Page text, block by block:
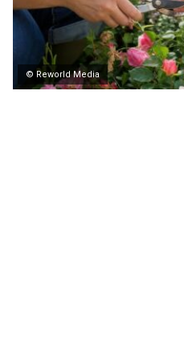
© Reworld Media